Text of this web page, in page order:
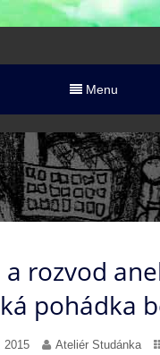
Menu
a rozvod
pohádka
2015 Ateliér Studánka